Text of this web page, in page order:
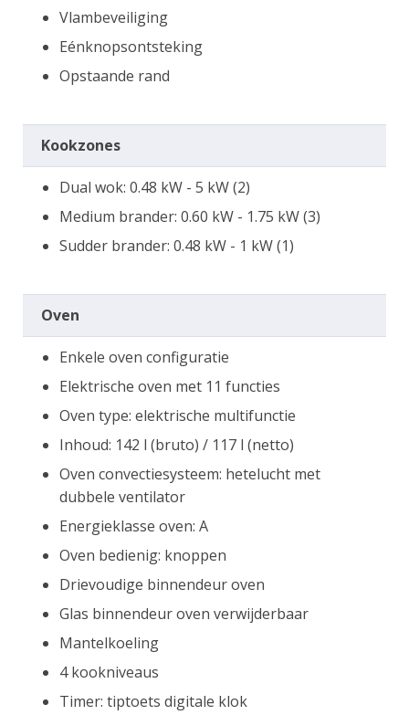
Vlambeveiliging
Eénknopsontsteking
Opstaande rand
Kookzones
Dual wok: 0.48 kW - 5 kW (2)
Medium brander: 0.60 kW - 1.75 kW (3)
Sudder brander: 0.48 kW - 1 kW (1)
Oven
Enkele oven configuratie
Elektrische oven met 11 functies
Oven type: elektrische multifunctie
Inhoud: 142 l (bruto) / 117 l (netto)
Oven convectiesysteem: hetelucht met
dubbele ventilator
Energieklasse oven: A
Oven bedienig: knoppen
Drievoudige binnendeur oven
Glas binnendeur oven verwijderbaar
Mantelkoeling
4 kookniveaus
Timer: tiptoets digitale klok